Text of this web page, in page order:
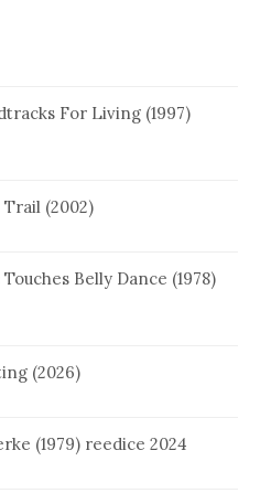
For Living (1997)
(2002)
Belly Dance (1978)
(2026)
(1979) reedice 2024